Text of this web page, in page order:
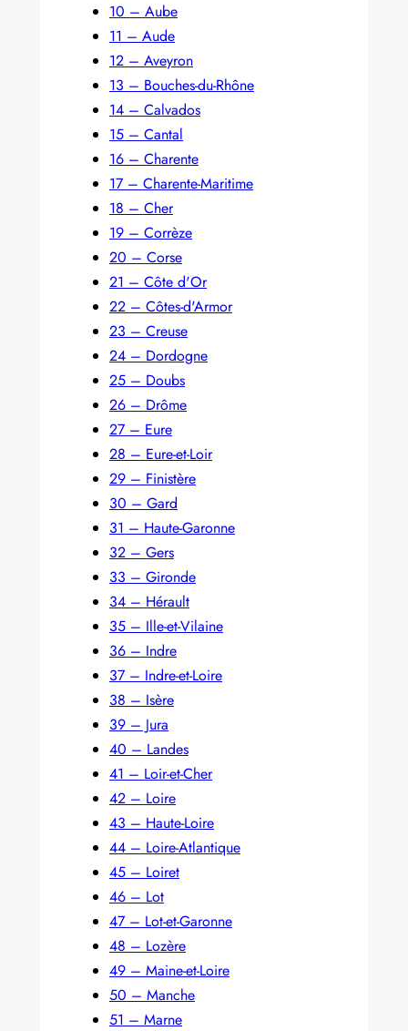
10 – Aube
11 – Aude
12 – Aveyron
13 – Bouches-du-Rhône
14 – Calvados
15 – Cantal
16 – Charente
17 – Charente-Maritime
18 – Cher
19 – Corrèze
20 – Corse
21 – Côte d'Or
22 – Côtes-d'Armor
23 – Creuse
24 – Dordogne
25 – Doubs
26 – Drôme
27 – Eure
28 – Eure-et-Loir
29 – Finistère
30 – Gard
31 – Haute-Garonne
32 – Gers
33 – Gironde
34 – Hérault
35 – Ille-et-Vilaine
36 – Indre
37 – Indre-et-Loire
38 – Isère
39 – Jura
40 – Landes
41 – Loir-et-Cher
42 – Loire
43 – Haute-Loire
44 – Loire-Atlantique
45 – Loiret
46 – Lot
47 – Lot-et-Garonne
48 – Lozère
49 – Maine-et-Loire
50 – Manche
51 – Marne